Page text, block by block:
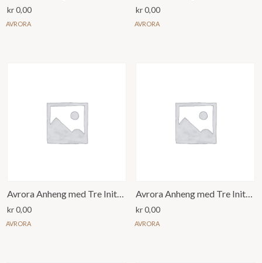
kr0,00
AVRORA
kr0,00
AVRORA
Avrora Anheng med Tre Initialer og Anker
kr0,00
AVRORA
Avrora Anheng med Tre Initialer og Hjerte
kr0,00
AVRORA